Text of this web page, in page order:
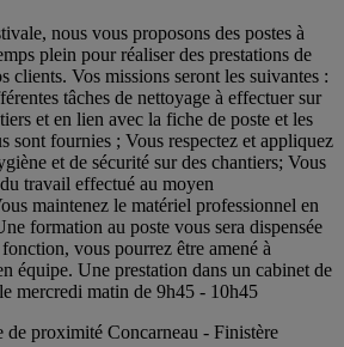
nous vous proposons des postes à
plein pour réaliser des prestations de
clients. Vos missions seront les suivantes :
tâches de nettoyage à effectuer sur
et en lien avec la fiche de poste et les
sont fournies ; Vous respectez et appliquez
et de sécurité sur des chantiers; Vous
travail effectué au moyen
maintenez le matériel professionnel en
formation au poste vous sera dispensée
vous pourrez être amené à
équipe. Une prestation dans un cabinet de
mercredi matin de 9h45 - 10h45
de proximité Concarneau - Finistère